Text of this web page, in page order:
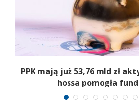
PPK mają już 53,76 mld zł
hossa pomogła